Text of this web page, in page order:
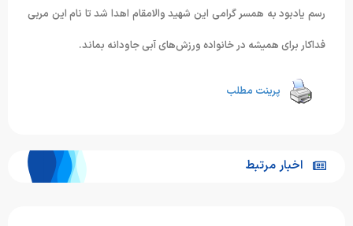
رسم یادبود به همسر گرامی این شهید والامقام اهدا شد تا نام این مربی
فداکار برای همیشه در خانواده ورزش‌های آبی جاودانه بماند.
پرینت مطلب
اخبار مرتبط